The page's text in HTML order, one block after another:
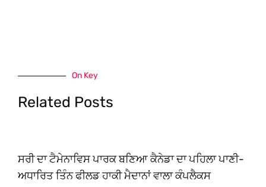
On Key
Related Posts
ਸਰੀ ਦਾ ਟੈਮੇਨਾਵਿਸ ਪਾਰਕ ਬਣਿਆ ਕੈਨੇਡਾ ਦਾ ਪਹਿਲਾ ਪਾਣੀ-
ਅਧਾਰਿਤ ਤਿੰਨ ਫੀਲਡ ਹਾਕੀ ਮੈਦਾਨਾਂ ਵਾਲਾ ਕੰਪਲੈਕਸ